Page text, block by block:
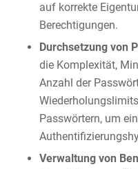
auf korrekte
Berechtigungen.
Durchsetzung von
die Komplexität,
Anzahl der
Passwörtern, um
Verwaltung von